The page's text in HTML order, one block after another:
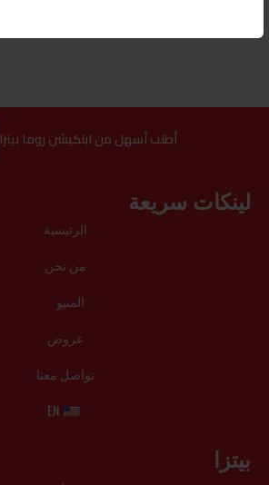
أطلب أسهل من ابلكيشن روما بيتزا
لينكات سريعة
الرئيسية
من نحن
المنيو
عروض
تواصل معنا
EN
بيتزا